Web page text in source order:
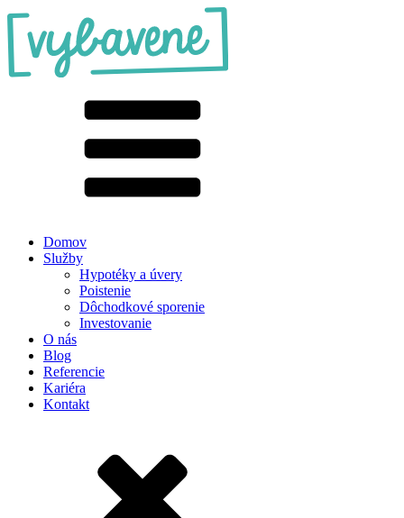
Domov
Služby
Hypotéky a úvery
Poistenie
Dôchodkové sporenie
Investovanie
O nás
Blog
Referencie
Kariéra
Kontakt